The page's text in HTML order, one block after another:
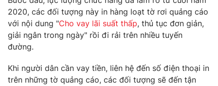
Emagazine Podcast
Photo
Video Shorts video
2020, các đối tượng này in hàng loạt tờ rơi quảng cáo
với nội dung "Cho vay lãi suất thấp, thủ tục đơn giản,
giải ngân trong ngày" rồi đi rải trên nhiều tuyến
đường.
Khi người dân cần vay tiền, liên hệ đến số điện thoại in
trên những tờ quảng cáo, các đối tượng sẽ đến tận